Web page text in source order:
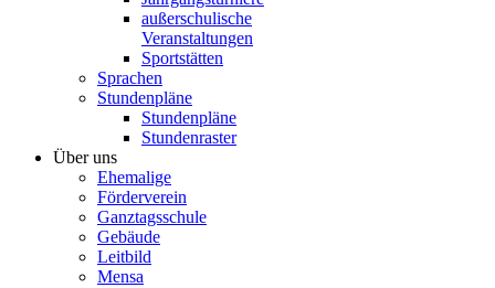
außerschulische
Veranstaltungen
Sportstätten
Sprachen
Stundenpläne
Stundenpläne
Stundenraster
Über uns
Ehemalige
Förderverein
Ganztagsschule
Gebäude
Leitbild
Mensa